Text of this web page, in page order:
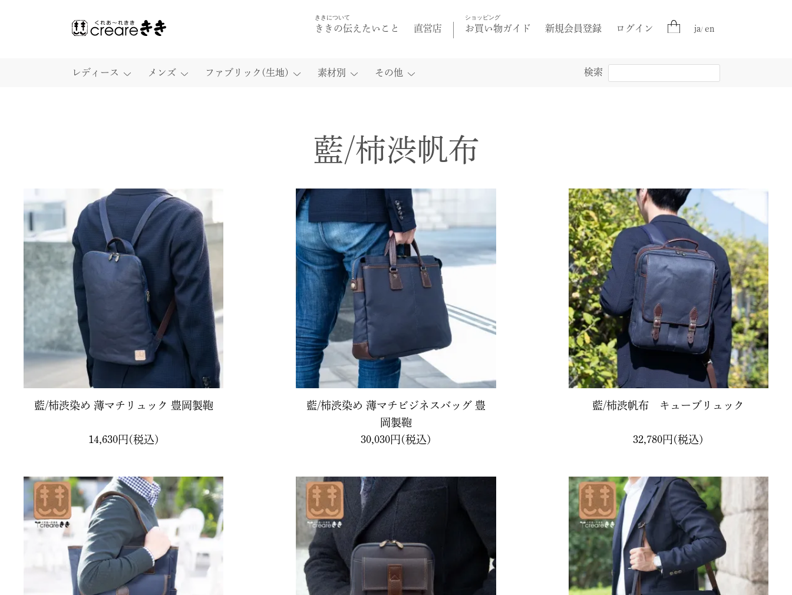
ききについて
ききの伝えたいこと 直営店
ショッピング
お買い物ガイド 新規会員登録 ログイン ja/ en
レディース
リュック
財布
メンズ
帽子
ファブリック(生地) 素材別
柿渋染 壺渋
藍渋染 墨備長炭染
岡山デニム 紅殻染 京都宇治茶染
ゴブラン織り コードバン Cat chaton
Glcklicher Kerl
その他 検索
藍/柿渋帆布
藍/柿渋染め 薄マチリュック 豊岡製鞄
14,630円(税込)
藍/柿渋染め 薄マチビジネスバッグ 豊
岡製鞄
30,030円(税込)
藍/柿渋帆布 キューブリュック
32,780円(税込)